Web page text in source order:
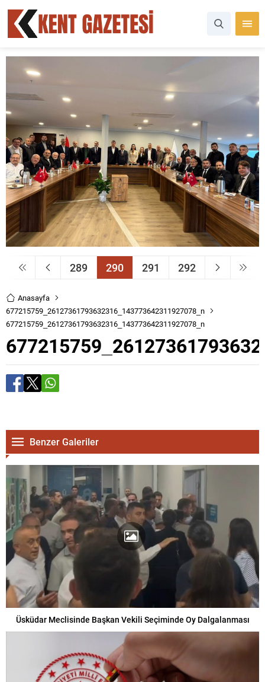
289 290 291 292
Anasayfa
677215759_26127361793632316_143773642311927078_n
677215759_26127361793632316_143773642311927078_n
Benzer Galeriler
Üsküdar Meclisinde Başkan Vekili Seçiminde Oy Dalgalanması